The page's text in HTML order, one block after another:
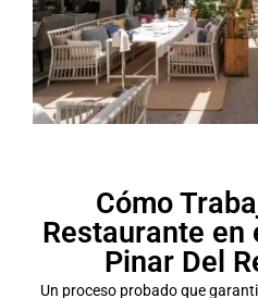
Cómo
Restaurante en
Pinar Del
Un proceso probado que